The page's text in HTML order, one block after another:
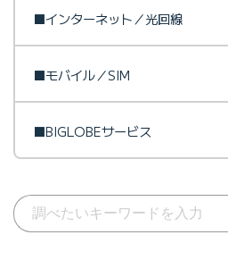
■インターネット／光回線
■モバイル／SIM
■BIGLOBEサービス